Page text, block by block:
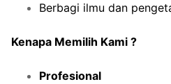
Berbagi ilmu dan
Kenapa Memilih Kami ?
Profesional